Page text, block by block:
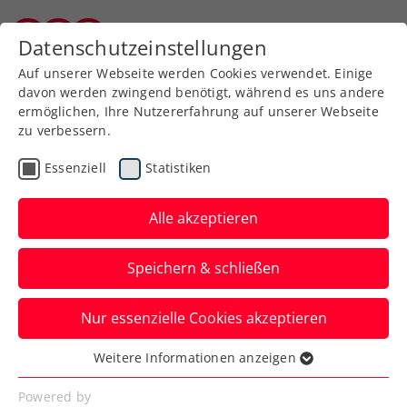
Zurück zur Newsübersicht
Turniere
Nächster Meilenstein für
Thilo Behrmann
Der Spieler der Thiem Academy
Burgenland sicherte sich den Titel beim
J300-Turnier in Vrsar (Kroatien) seinen
ersten Titel auf dieser Ebene und kletterte
damit in der IFT-Rangliste wieder in die
Top-20.
Datenschutzeinstellungen
Auf unserer Webseite werden Cookies verwendet. Einige
davon werden zwingend benötigt, während es uns andere
ermöglichen, Ihre Nutzererfahrung auf unserer Webseite
zu verbessern.
Essenziell Statistiken
Alle akzeptieren
Speichern & schließen
Nur essenzielle Cookies akzeptieren
Essenziell
Essenzielle Cookies werden für grundlegende
Weitere Informationen anzeigen
Powered by